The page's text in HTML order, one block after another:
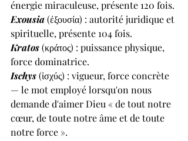
énergie miraculeuse, présente 120 fois.
Exousia (ἐξουσία) : autorité juridique et
spirituelle, présente 104 fois.
Kratos (κράτος) : puissance physique,
force dominatrice.
Ischys (ἰσχύς) : vigueur, force concrète
— le mot employé lorsqu'on nous
demande d'aimer Dieu « de tout notre
cœur, de toute notre âme et de toute
notre force ».